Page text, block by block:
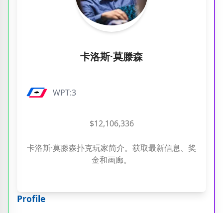
分类
标签
卡洛斯·莫滕森
WPT:3
$12,106,336
卡洛斯·莫滕森扑克玩家简介。获取最新信息、奖
金和画廊。
Profile